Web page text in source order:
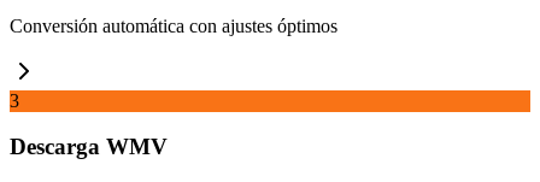
Conversión automática con ajustes óptimos
3
Descarga WMV